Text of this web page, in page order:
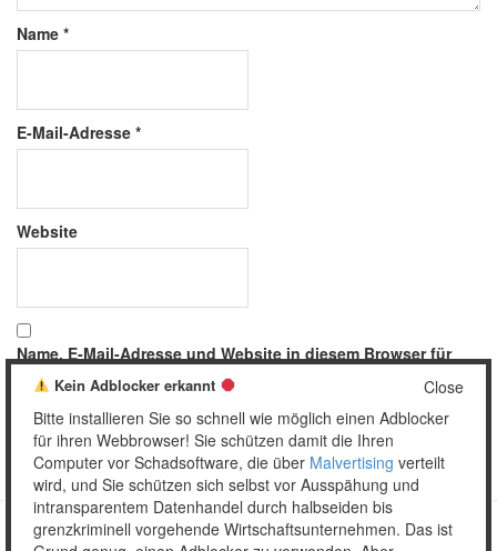
Name *
E-Mail-Adresse *
Website
Name, E-Mail-Adresse und Website in diesem Browser für
meinen nächsten Kommentar speichern.
Close
Kein Adblocker erkannt
Bitte installieren Sie so schnell wie möglich einen Adblocker
für ihren Webbrowser! Sie schützen damit die Ihren
Computer vor Schadsoftware, die über Malvertising verteilt
wird, und Sie schützen sich selbst vor Ausspähung und
intransparentem Datenhandel durch halbseiden bis
grenzkriminell vorgehende Wirtschaftsunternehmen. Das ist